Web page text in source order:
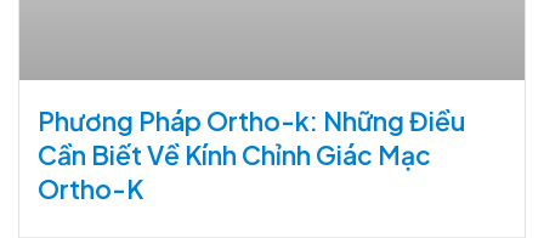
Phương Pháp Ortho-k: Những Điều
Cần Biết Về Kính Chỉnh Giác Mạc
Ortho-K